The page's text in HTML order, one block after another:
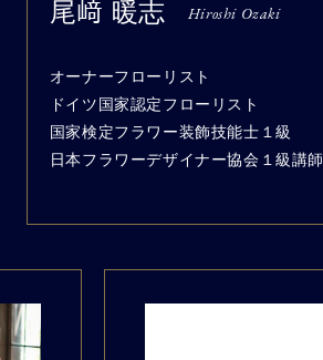
尾﨑 暖志 Hiroshi Ozaki
オーナーフローリスト
ドイツ国家認定フローリスト
国家検定フラワー装飾技能士１級
日本フラワーデザイナー協会１級講師